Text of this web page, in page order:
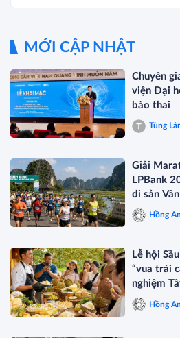
MỚI CẬP NHẬT
Chuyên
viện Đại
bào thai
Tùng
Giải
LPBank
di sản
Hồng
Lễ hội
“vua trái
nghiệm
Hồng